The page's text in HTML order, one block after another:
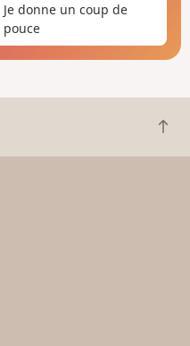
Je donne un coup de
pouce
R
e